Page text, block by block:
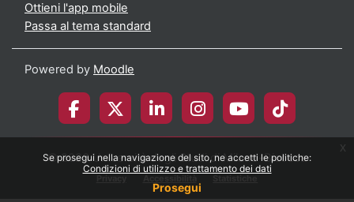
Se prosegui nella navigazione del sito, ne accetti le politiche:
Condizioni di utilizzo e trattamento dei dati
Prosegui
x
Ottieni l'app mobile
Passa al tema standard
Powered by Moodle
© 2026 Università degli Studi di Milano-Bicocca